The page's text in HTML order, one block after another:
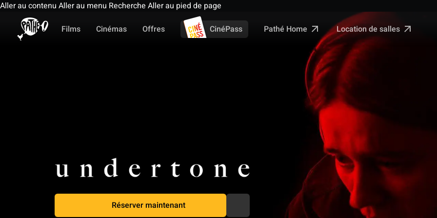
Aller au contenu Aller au menu Recherche Aller au pied de page
Films
Cinémas Offres CinéPass Pathé Home Location de salles
Réserver maintenant